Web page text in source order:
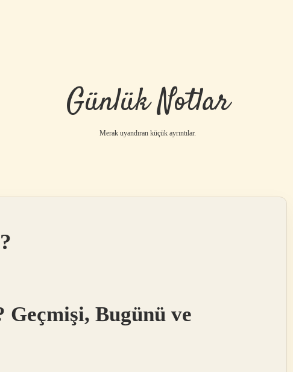
Günlük Notlar
Merak uyandıran küçük ayrıntılar.
Bugünü ve